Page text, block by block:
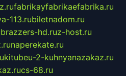
fabrikayfabrikaefabrika.ru
113.rubiletnadom.ru
brazzers-hd.ruz-host.ru
naperekate.ru
kitubeu-2-kuhnyanazakaz.ru
cs-68.ru